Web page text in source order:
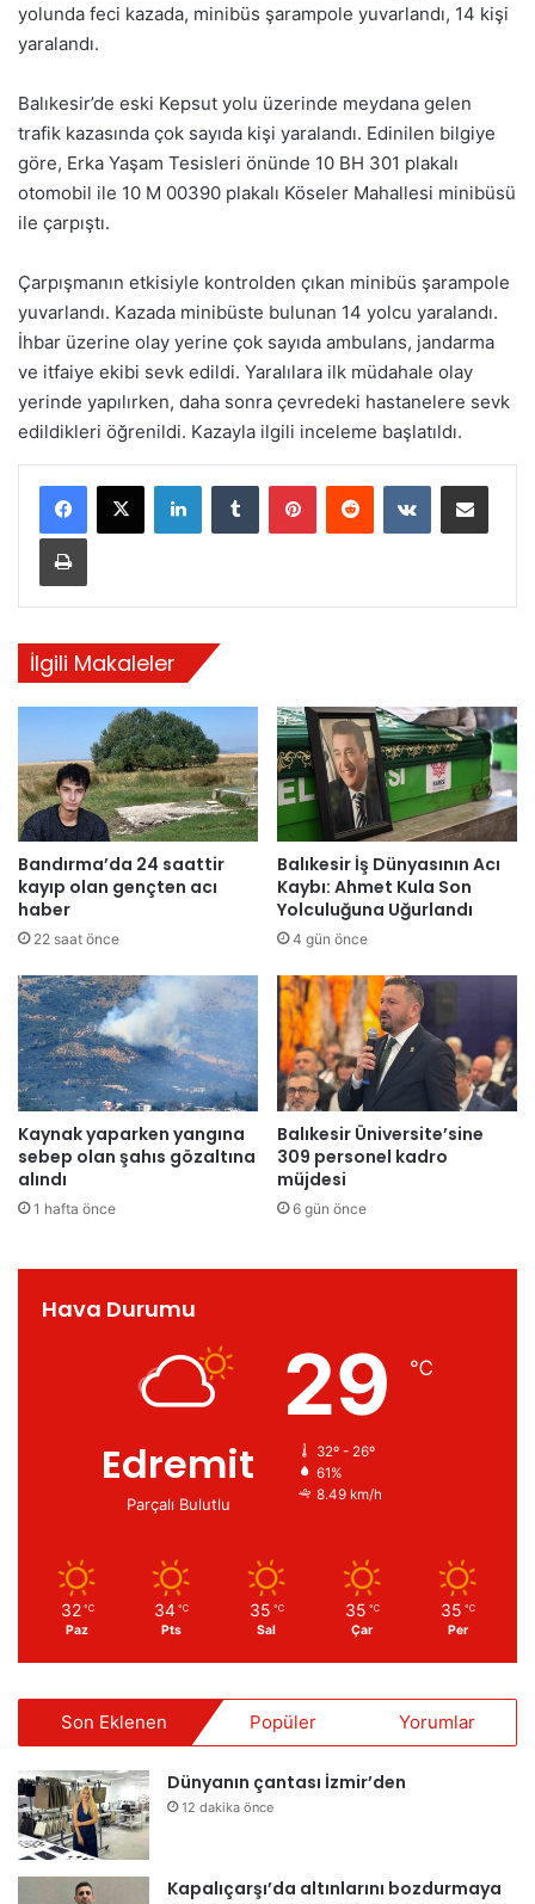
yolunda feci kazada, minibüs şarampole yuvarlandı, 14 kişi
yaralandı.
Balıkesir’de eski Kepsut yolu üzerinde meydana gelen
trafik kazasında çok sayıda kişi yaralandı. Edinilen bilgiye
göre, Erka Yaşam Tesisleri önünde 10 BH 301 plakalı
otomobil ile 10 M 00390 plakalı Köseler Mahallesi minibüsü
ile çarpıştı.
Çarpışmanın etkisiyle kontrolden çıkan minibüs şarampole
yuvarlandı. Kazada minibüste bulunan 14 yolcu yaralandı.
İhbar üzerine olay yerine çok sayıda ambulans, jandarma
ve itfaiye ekibi sevk edildi. Yaralılara ilk müdahale olay
yerinde yapılırken, daha sonra çevredeki hastanelere sevk
edildikleri öğrenildi. Kazayla ilgili inceleme başlatıldı.
İlgili Makaleler
Bandırma’da 24 saattir
kayıp olan gençten acı
haber
22 saat önce
Balıkesir İş Dünyasının Acı
Kaybı: Ahmet Kula Son
Yolculuğuna Uğurlandı
4 gün önce
Kaynak yaparken yangına
sebep olan şahıs gözaltına
alındı
1 hafta önce
Balıkesir Üniversite’sine
309 personel kadro
müjdesi
6 gün önce
Hava Durumu
Edremit
Parçalı Bulutlu
29 ℃
32º - 26º
61%
8.49 km/h
32 ℃
Paz
34 ℃
Pts
35 ℃
Sal
35 ℃
Çar
35 ℃
Per
Son Eklenen Popüler Yorumlar
Dünyanın çantası İzmir’den
12 dakika önce
Kapalıçarşı’da altınlarını bozdurmaya